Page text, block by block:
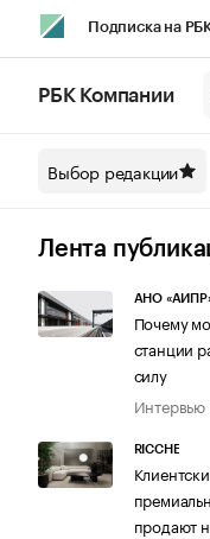
Подписка на
Спецпроекты
Технологии и
РБК Компании
Выбор редакции
Лента
АНО
Почему
станции
силу
Интервью
RICCHE
продают